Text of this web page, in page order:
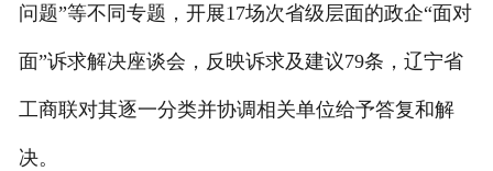
问题”等不同专题，开展17场次省级层面的政企“面对
面”诉求解决座谈会，反映诉求及建议79条，辽宁省
工商联对其逐一分类并协调相关单位给予答复和解
决。